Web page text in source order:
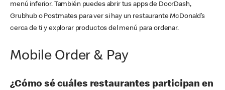
menú inferior. También puedes abrir tus apps de DoorDash,
Grubhub o Postmates para ver si hay un restaurante McDonald’s
cerca de ti y explorar productos del menú para ordenar.
Mobile Order & Pay
¿Cómo sé cuáles restaurantes participan en